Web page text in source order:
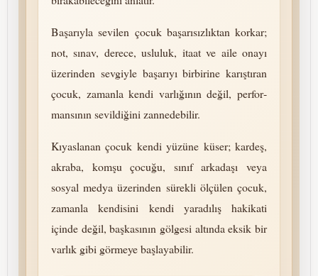
Başarıyla sevilen çocuk başarısızlıktan korkar;
not, sınav, derece, usluluk, itaat ve aile onayı
üzerinden sevgiyle başarıyı birbirine karıştıran
çocuk, zamanla kendi varlığının değil, per­for­
mansının sevildiğini zannedebilir.
Kıyaslanan çocuk kendi yüzüne küser; kardeş,
akraba, komşu çocuğu, sınıf arkadaşı veya
sosyal medya üzerinden sürekli ölçülen çocuk,
zamanla kendisini kendi yaradılış hakikati
içinde değil, başkasının gölgesi altında eksik bir
varlık gibi görmeye başlayabilir.